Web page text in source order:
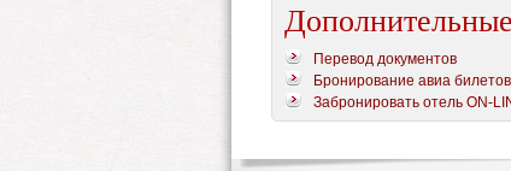
Перевод документов
Бронирование авиа билетов
Забронировать отель ON-